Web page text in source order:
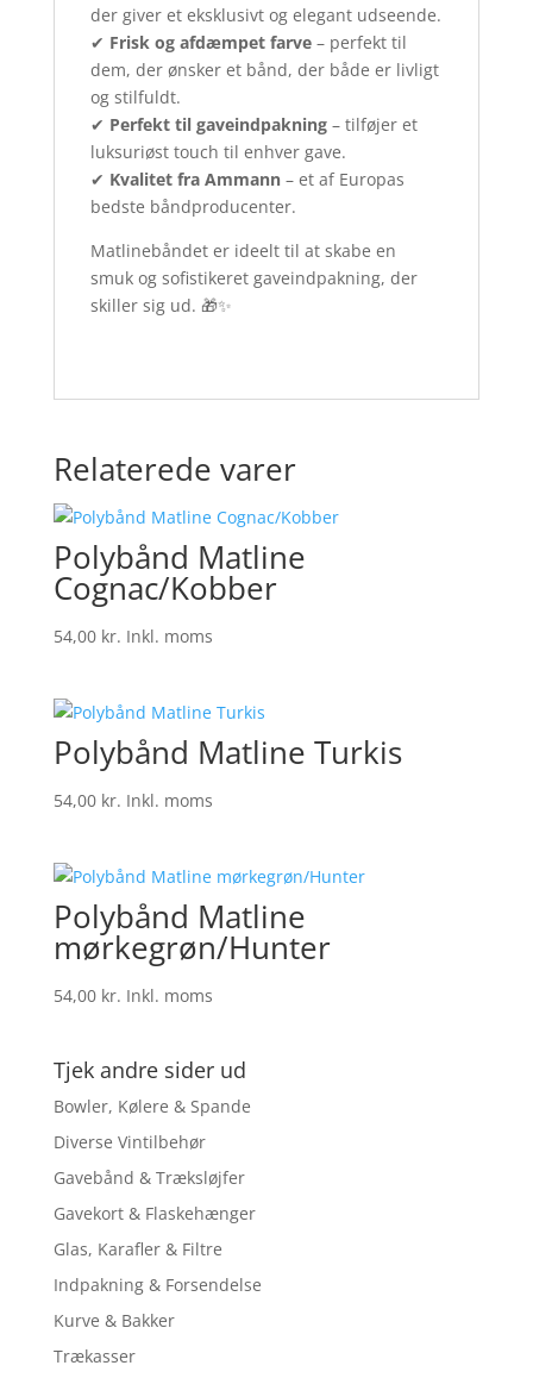
der giver et eksklusivt og elegant udseende.
✔ Frisk og afdæmpet farve– perfekt til
dem, der ønsker et bånd, der både er livligt
og stilfuldt.
✔ Perfekt til gaveindpakning– tilføjer et
luksuriøst touch til enhver gave.
✔ Kvalitet fra Ammann– et af Europas
bedste båndproducenter.
Matlinebåndet er ideelt til at skabe en
smuk og sofistikeret gaveindpakning, der
skiller sig ud. 🎁✨
Relaterede varer
Polybånd Matline
Cognac/Kobber
54,00 kr. Inkl. moms
Polybånd Matline Turkis
54,00 kr. Inkl. moms
Polybånd Matline
mørkegrøn/Hunter
54,00 kr. Inkl. moms
Tjek andre sider ud
Bowler, Kølere & Spande
Diverse Vintilbehør
Gavebånd & Træksløjfer
Gavekort & Flaskehænger
Glas, Karafler & Filtre
Indpakning & Forsendelse
Kurve & Bakker
Trækasser